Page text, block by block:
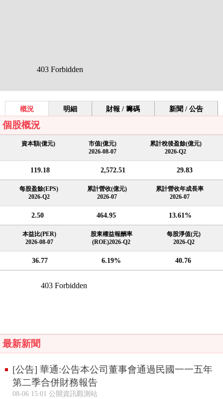
概況 明細 財報 / 籌碼 新聞 / 公告
個股概況
資本額(億元)
市值(億元)
2026-08-07
累計稅後盈餘(億元)
2026-Q2
119.18 2,572.51 29.83
每股盈餘(EPS)
2026-Q2
累計營收(億元)
2026-07
累計營收年成長率
2026-07
2.50 464.95 13.61%
本益比(PER)
2026-08-07
股東權益報酬率
(ROE)2026-Q2
每股淨值(元)
2026-Q2
36.77 6.19% 40.76
最新新聞
[公告] 華通:公告本公司董事會通過民國一一五年
第二季合併財務報告
08-06 15:01 公開資訊觀測站